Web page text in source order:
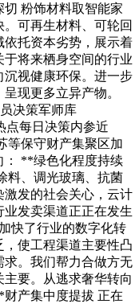
粉饰材料取智能家
可再生材料、可轮回
托资本劣势，展示着
将来栖身空间的行业
视健康环保。进一步
现更多立异产物。
决策军师库
点每日决策内参近
等保守财产集聚区加
： **绿色化程度持续
料、调光玻璃、抗菌
发的社会关心，云计
发卖渠道正正在发生
快了行业的数字化转
使工程渠道主要性凸
求。我们帮力合做方无
要。从逃求奢华转向
产集中度提拔 正在